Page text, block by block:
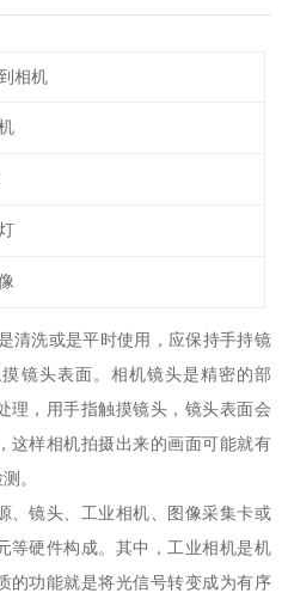
相机
清洗或是平时使用，应保持手持镜
镜头表面。相机镜头是精密的部
理，用手指触摸镜头，镜头表面会
这样相机拍摄出来的画面可能就有
。
、镜头、工业相机、图像采集卡或
等硬件构成。其中，工业相机是机
的功能就是将光信号转变成为有序